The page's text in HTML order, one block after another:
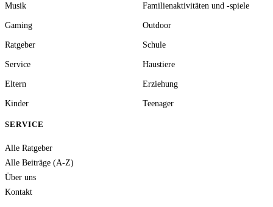
Musik Familienaktivitäten und -spiele
Gaming Outdoor
Ratgeber Schule
Service Haustiere
Eltern Erziehung
Kinder Teenager
SERVICE
Alle Ratgeber
Alle Beiträge (A-Z)
Über uns
Kontakt